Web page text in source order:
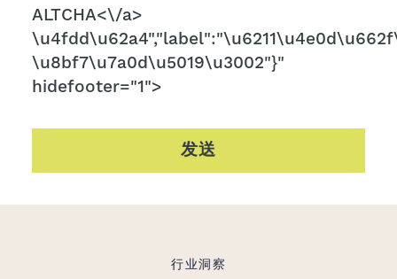
CAPTCHA
ALTCHA<\/a>
\u8bf7\u7a0d\u5019\u3002"}"
hidefooter="1">
发送
行业洞察